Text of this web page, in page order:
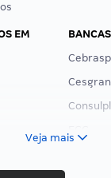
EM
Veja mais